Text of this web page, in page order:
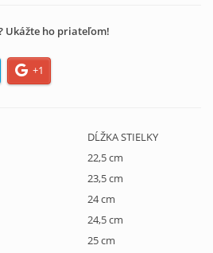
Ukážte ho priateľom!
+1
DĹŽKA STIELKY
22,5 cm
23,5 cm
24 cm
24,5 cm
25 cm